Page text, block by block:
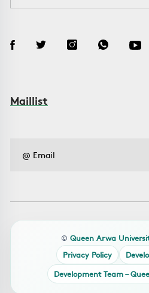
Maillist
© Queen Arwa
Privacy Policy
Development Team –